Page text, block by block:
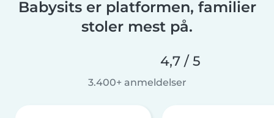
Babysits er platformen, familier
stoler mest på.
4,7 / 5
3.400+ anmeldelser